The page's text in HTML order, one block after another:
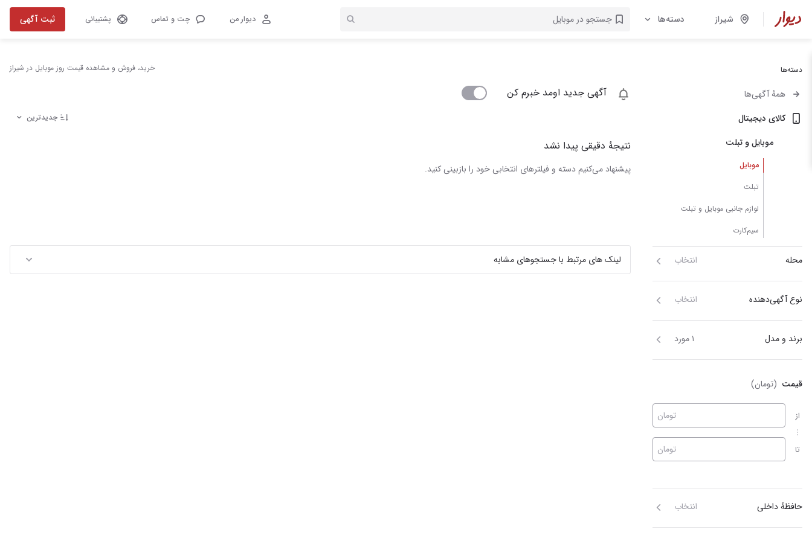
شیراز دسته‌ها دیوار من چت و تماس پشتیبانی ثبت آگهی
دسته‌ها
همهٔ آگهی‌ها
کالای دیجیتال
موبایل و تبلت
موبایل
تبلت
لوازم جانبی موبایل و تبلت
سیم‌کارت
محله انتخاب
نوع آگهی‌دهنده انتخاب
برند و مدل ۱ مورد
قیمت (تومان)
از
تا
تومان
تومان
حافظهٔ داخلی انتخاب
خرید، فروش و مشاهده قیمت روز موبایل در شیراز
آگهی جدید اومد خبرم کن
جدیدترین
نتیجهٔ دقیقی پیدا نشد
پیشنهاد می‌کنیم دسته و فیلترهای انتخابی خود را بازبینی کنید.
لینک های مرتبط با جستجوهای مشابه